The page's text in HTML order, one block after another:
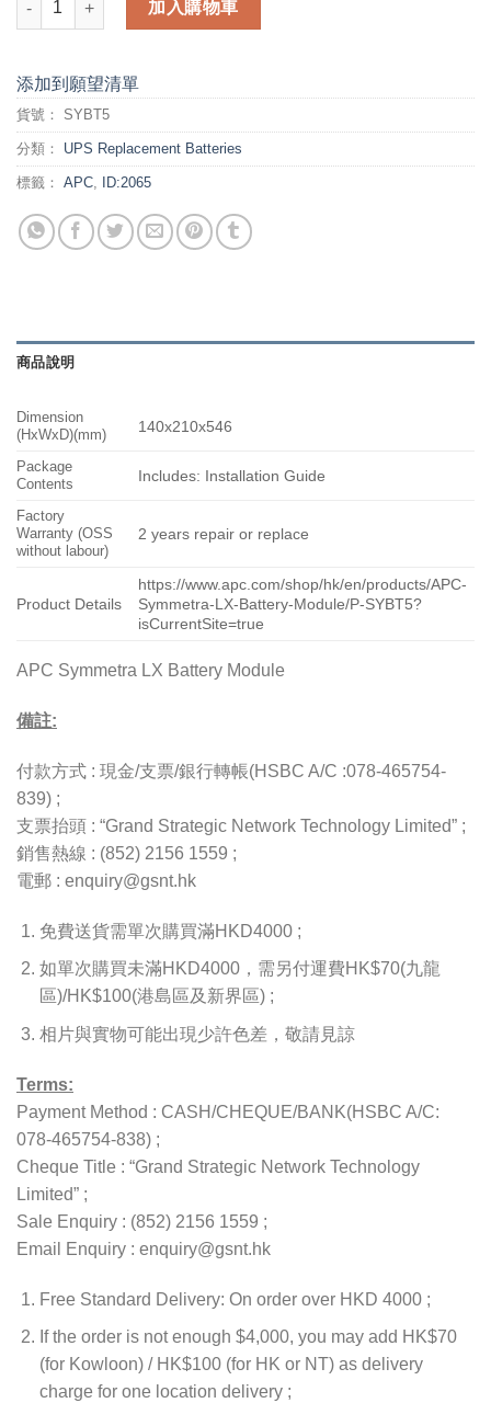
加入購物車
添加到願望清單
貨號： SYBT5
分類： UPS Replacement Batteries
標籤： APC, ID:2065
商品說明
Dimension
(HxWxD)(mm)
140x210x546
Package
Contents
Includes: Installation Guide
Factory
Warranty (OSS
without labour)
2 years repair or replace
Product Details
https://www.apc.com/shop/hk/en/products/APC-
Symmetra-LX-Battery-Module/P-SYBT5?
isCurrentSite=true
APC Symmetra LX Battery Module
備註:
付款方式 : 現金/支票/銀行轉帳(HSBC A/C :078-465754-
839) ;
支票抬頭 : “Grand Strategic Network Technology Limited” ;
銷售熱線 : (852) 2156 1559 ;
電郵 : enquiry@gsnt.hk
免費送貨需單次購買滿HKD4000 ;
如單次購買未滿HKD4000，需另付運費HK$70(九龍
區)/HK$100(港島區及新界區) ;
相片與實物可能出現少許色差，敬請見諒
Terms:
Payment Method : CASH/CHEQUE/BANK(HSBC A/C:
078-465754-838) ;
Cheque Title : “Grand Strategic Network Technology
Limited” ;
Sale Enquiry : (852) 2156 1559 ;
Email Enquiry : enquiry@gsnt.hk
Free Standard Delivery: On order over HKD 4000 ;
If the order is not enough $4,000, you may add HK$70
(for Kowloon) / HK$100 (for HK or NT) as delivery
charge for one location delivery ;